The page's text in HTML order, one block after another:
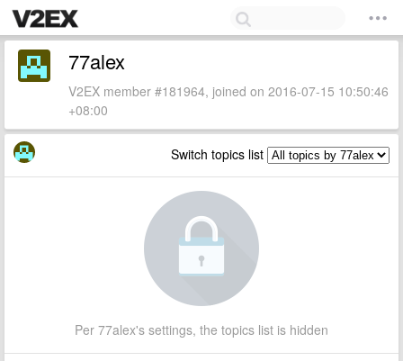
77alex
V2EX member #181964, joined on 2016-07-15 10:50:46
+08:00
Switch topics list
Per 77alex's settings, the topics list is hidden